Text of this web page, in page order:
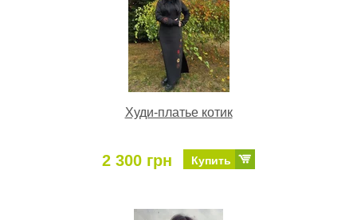
Худи-платье котик
2 300 грн Купить